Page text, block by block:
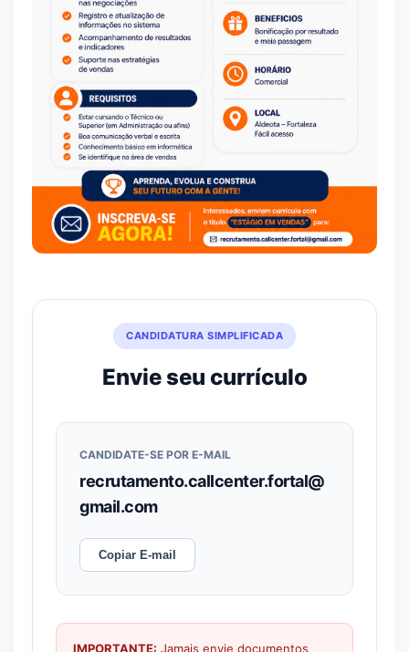
CANDIDATURA SIMPLIFICADA
Envie seu currículo
CANDIDATE-SE POR E-MAIL
recrutamento.callcenter.fortal@
gmail.com
Copiar E-mail
IMPORTANTE: Jamais envie documentos